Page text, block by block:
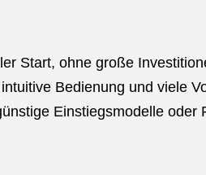
Start, ohne große
Bedienung und viele
Einstiegsmodelle oder